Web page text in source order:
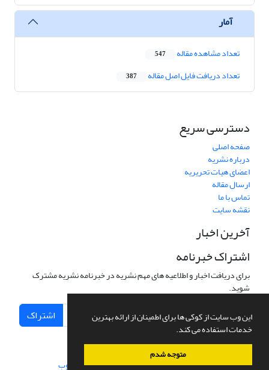
این وب سایت از کوکی ها برای اطمینان از ارائه بهترین
خدمات استفاده می کند.
متوجه شدم
آمار
تعداد مشاهده مقاله 547
تعداد دریافت فایل اصل مقاله 387
دسترسی سریع
صفحه اصلی
درباره نشریه
اعضای هیات تحریریه
ارسال مقاله
تماس با ما
نقشه سایت
آخرین اخبار
اشتراک خبرنامه
برای دریافت اخبار و اطلاعیه های مهم نشریه در خبرنامه نشریه مشترک
شوید.
اشتراک
سامانه مدیریت نشریات علمی.طراحی و پیاده سازی از سیناوب